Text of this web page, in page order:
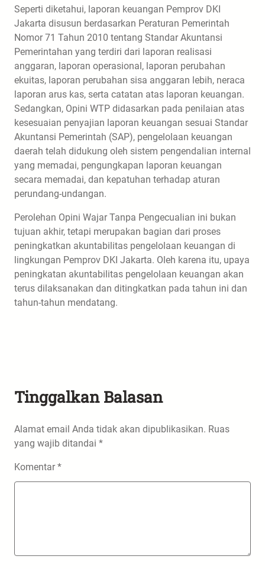
Seperti diketahui, laporan keuangan Pemprov DKI
Jakarta disusun berdasarkan Peraturan Pemerintah
Nomor 71 Tahun 2010 tentang Standar Akuntansi
Pemerintahan yang terdiri dari laporan realisasi
anggaran, laporan operasional, laporan perubahan
ekuitas, laporan perubahan sisa anggaran lebih, neraca
laporan arus kas, serta catatan atas laporan keuangan.
Sedangkan, Opini WTP didasarkan pada penilaian atas
kesesuaian penyajian laporan keuangan sesuai Standar
Akuntansi Pemerintah (SAP), pengelolaan keuangan
daerah telah didukung oleh sistem pengendalian internal
yang memadai, pengungkapan laporan keuangan
secara memadai, dan kepatuhan terhadap aturan
perundang-undangan.
Perolehan Opini Wajar Tanpa Pengecualian ini bukan
tujuan akhir, tetapi merupakan bagian dari proses
peningkatkan akuntabilitas pengelolaan keuangan di
lingkungan Pemprov DKI Jakarta. Oleh karena itu, upaya
peningkatan akuntabilitas pengelolaan keuangan akan
terus dilaksanakan dan ditingkatkan pada tahun ini dan
tahun-tahun mendatang.
Tinggalkan Balasan
Alamat email Anda tidak akan dipublikasikan. Ruas
yang wajib ditandai *
Komentar*